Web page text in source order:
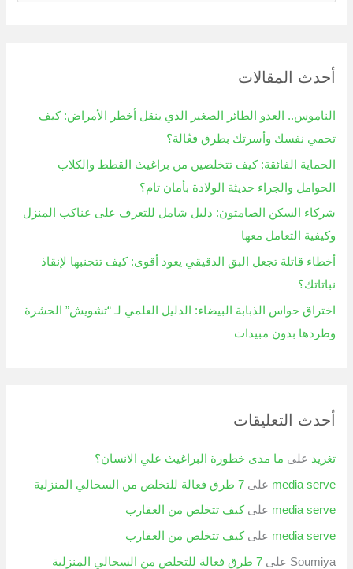
ثأحدث المقالات
الناموس.. العدو الطائر الصغير الذي ينقل أخطر الأمراض: كيف
تحمي نفسك وأسرتك بطرق فعّالة؟
الحماية الفائقة: كيف تتخلصين من براغيث القطط والكلاب
الحوامل والجراء حديثة الولادة بأمان تام؟
شركاء السكن الصامتون: دليل شامل للتعرف على عناكب المنزل
وكيفية التعامل معها
أخطاء قاتلة تجعل البق الدقيقي يعود أقوى: كيف تتجنبها لإنقاذ
نباتاتك؟
اختراق حواس الذبابة البيضاء: الدليل العلمي لـ “تشويش” الحشرة
وطردها بدون مبيدات
أحدث التعليقات
تغريد على ما مدى خطورة البراغيث علي الانسان؟
media serve على7 طرق فعالة للتخلص من السحالي المنزلية
media serve علىكيف تتخلص من العقارب
media serve علىكيف تتخلص من العقارب
Soumiya على7 طرق فعالة للتخلص من السحالي المنزلية